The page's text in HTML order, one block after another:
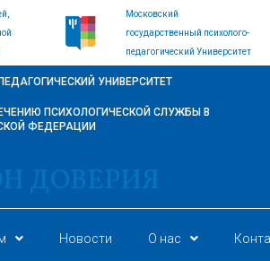
Московский
государственный психолого-
педагогический Университет
УНИВЕРСИТЕТ
ПСИХОЛОГИЧЕСКОЙ СЛУЖБЫ В
ФЕДЕРАЦИИ
ДОВЕРИЯ
Новости О нас